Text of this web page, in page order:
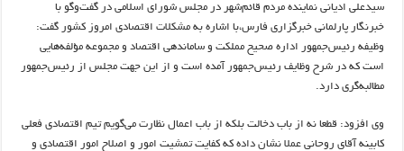
سیدعلی ادیانی نماینده مردم قائم‌شهر در مجلس شورای اسلامی در گفت‌وگو با
خبرنگار پارلمانی خبرگزاری فارس،با اشاره به مشکلات اقتصادی امروز کشور گفت:‌
وظیفه رئیس‌جمهور اداره صحیح مملکت و ساماندهی اقتصاد و مجموعه مؤلفه‌هایی
است که در شرح وظایف رئیس‌جمهور آمده است و از این جهت مجلس از رئیس‌جمهور
مطالبه‌گری دارد.
وی افزود: قطعا نه از باب دخالت بلکه از باب اعمال نظارت می‌گویم تیم اقتصادی فعلی
کابینه آقای روحانی عملا نشان داده که کفایت تمشیت امور و اصلاح امور اقتصادی و